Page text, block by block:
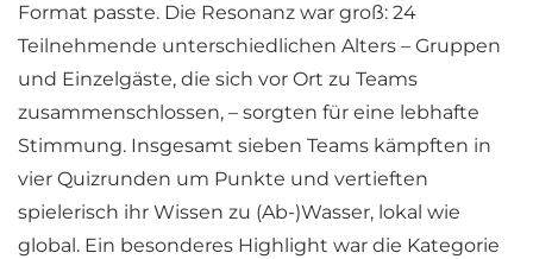
Format passte. Die Resonanz war groß: 24
Teilnehmende unterschiedlichen Alters – Gruppen
und Einzelgäste, die sich vor Ort zu Teams
zusammenschlossen, – sorgten für eine lebhafte
Stimmung. Insgesamt sieben Teams kämpften in
vier Quizrunden um Punkte und vertieften
spielerisch ihr Wissen zu (Ab-)Wasser, lokal wie
global. Ein besonderes Highlight war die Kategorie